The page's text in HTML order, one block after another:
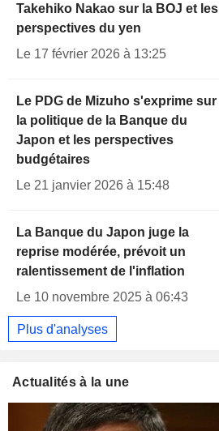
Takehiko Nakao sur la BOJ et les
perspectives du yen
Le 17 février 2026 à 13:25
Le PDG de Mizuho s'exprime sur
la politique de la Banque du
Japon et les perspectives
budgétaires
Le 21 janvier 2026 à 15:48
La Banque du Japon juge la
reprise modérée, prévoit un
ralentissement de l'inflation
Le 10 novembre 2025 à 06:43
Plus d'analyses
Actualités à la une